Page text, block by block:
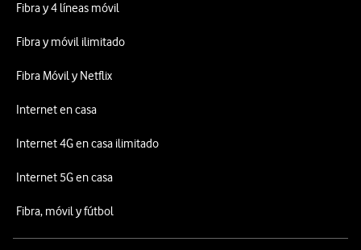
Fibra y 4 líneas móvil
Fibra y móvil ilimitado
Fibra Móvil y Netflix
Internet en casa
Internet 4G en casa ilimitado
Internet 5G en casa
Fibra, móvil y fútbol